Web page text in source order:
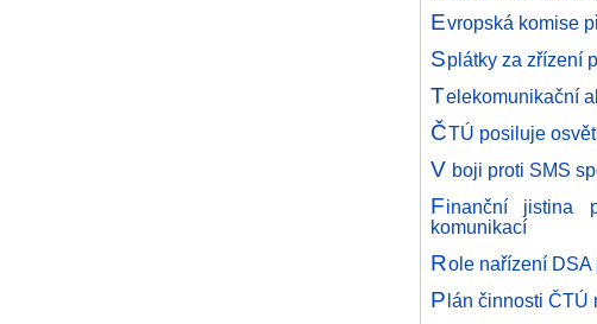
Evropská komise
Splátky za zřízení
Telekomunikační
ČTÚ posiluje
V boji proti SMS
Finanční jistina
komunikací
Role nařízení DSA
Plán činnosti ČTÚ